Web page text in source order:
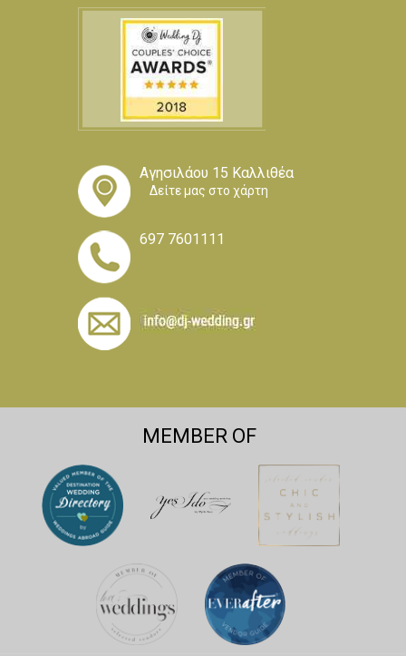
Αγησιλάου 15 Καλλιθέα
Δείτε μας στο χάρτη
697 7601111
MEMBER OF